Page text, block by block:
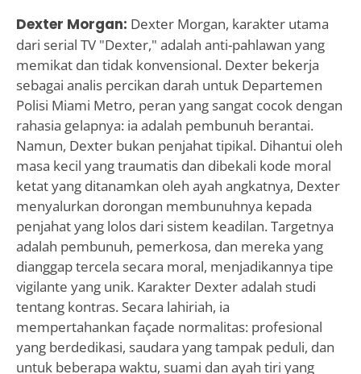
Dexter Morgan: Dexter Morgan, karakter utama
dari serial TV "Dexter," adalah anti-pahlawan yang
memikat dan tidak konvensional. Dexter bekerja
sebagai analis percikan darah untuk Departemen
Polisi Miami Metro, peran yang sangat cocok dengan
rahasia gelapnya: ia adalah pembunuh berantai.
Namun, Dexter bukan penjahat tipikal. Dihantui oleh
masa kecil yang traumatis dan dibekali kode moral
ketat yang ditanamkan oleh ayah angkatnya, Dexter
menyalurkan dorongan membunuhnya kepada
penjahat yang lolos dari sistem keadilan. Targetnya
adalah pembunuh, pemerkosa, dan mereka yang
dianggap tercela secara moral, menjadikannya tipe
vigilante yang unik. Karakter Dexter adalah studi
tentang kontras. Secara lahiriah, ia
mempertahankan façade normalitas: profesional
yang berdedikasi, saudara yang tampak peduli, dan
untuk beberapa waktu, suami dan ayah tiri yang